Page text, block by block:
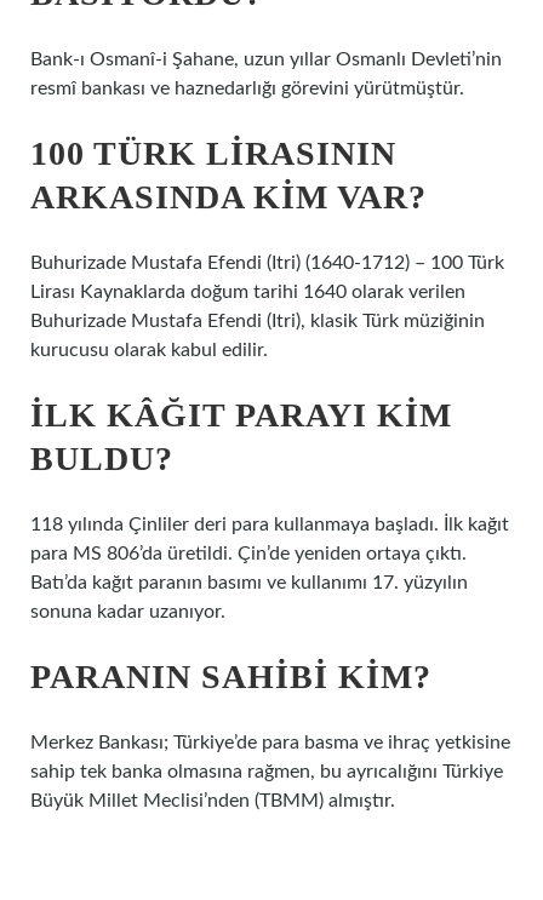
Bank-ı Osmanî-i Şahane, uzun yıllar Osmanlı Devleti’nin
resmî bankası ve haznedarlığı görevini yürütmüştür.
100 TÜRK LIRASININ
ARKASINDA KIM VAR?
Buhurizade Mustafa Efendi (Itri) (1640-1712) – 100 Türk
Lirası Kaynaklarda doğum tarihi 1640 olarak verilen
Buhurizade Mustafa Efendi (Itri), klasik Türk müziğinin
kurucusu olarak kabul edilir.
İLK KÂĞIT PARAYI KIM
BULDU?
118 yılında Çinliler deri para kullanmaya başladı. İlk kağıt
para MS 806’da üretildi. Çin’de yeniden ortaya çıktı.
Batı’da kağıt paranın basımı ve kullanımı 17. yüzyılın
sonuna kadar uzanıyor.
PARANIN SAHIBI KIM?
Merkez Bankası; Türkiye’de para basma ve ihraç yetkisine
sahip tek banka olmasına rağmen, bu ayrıcalığını Türkiye
Büyük Millet Meclisi’nden (TBMM) almıştır.